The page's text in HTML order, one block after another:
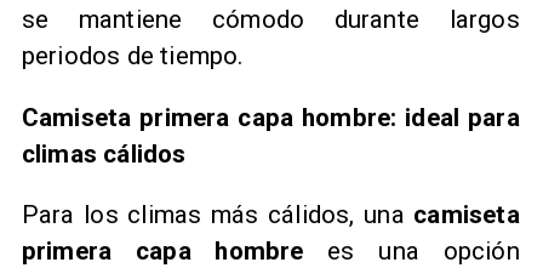
se mantiene cómodo durante largos
periodos de tiempo.
Camiseta primera capa hombre: ideal para
climas cálidos
Para los climas más cálidos, una camiseta
primera capa hombre es una opción